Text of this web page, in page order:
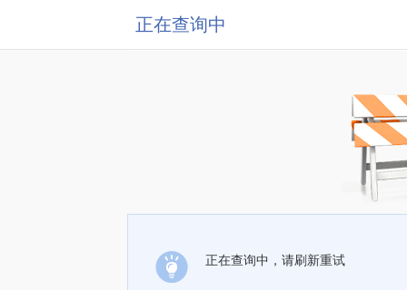
正在查询中
正在查询中，请刷新重试